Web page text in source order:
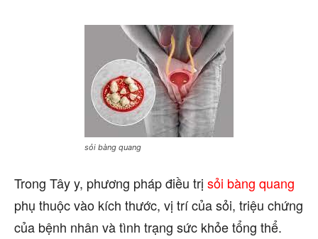
sỏi bàng quang
Trong Tây y, phương pháp điều trị sỏi bàng quang
phụ thuộc vào kích thước, vị trí của sỏi, triệu chứng
của bệnh nhân và tình trạng sức khỏe tổng thể.